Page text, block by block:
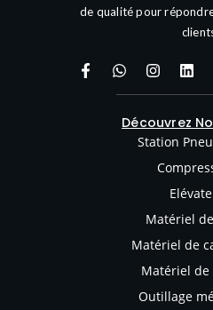
de qualité pour
Découvrez
Station
Matériel
Matériel de
Matériel de
Outillage